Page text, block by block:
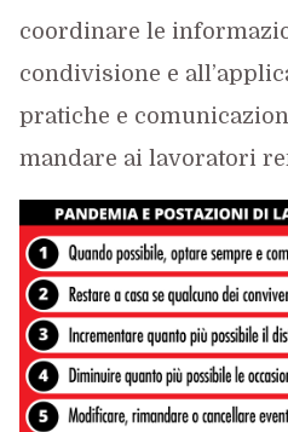
coordinare le
condivisione e
pratiche e
mandare ai lavoratori